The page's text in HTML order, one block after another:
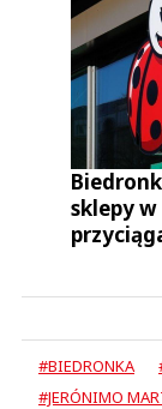
sklepy
#BIEDRONKA
#JERÓNIMO